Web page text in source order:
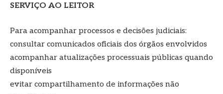
SERVIÇO AO LEITOR
Para acompanhar processos e decisões judiciais:
consultar comunicados oficiais dos órgãos envolvidos
acompanhar atualizações processuais públicas quando
disponíveis
evitar compartilhamento de informações não